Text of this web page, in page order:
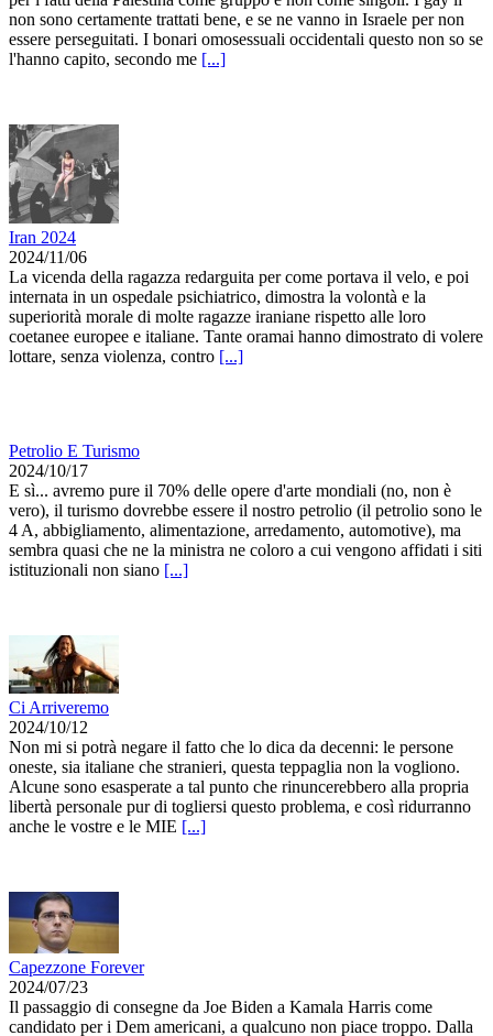
non sono certamente trattati bene, e se ne vanno in Israele per non
essere perseguitati. I bonari omosessuali occidentali questo non so se
l'hanno capito, secondo me [...]
Iran 2024
2024/11/06
La vicenda della ragazza redarguita per come portava il velo, e poi
internata in un ospedale psichiatrico, dimostra la volontà e la
superiorità morale di molte ragazze iraniane rispetto alle loro
coetanee europee e italiane. Tante oramai hanno dimostrato di volere
lottare, senza violenza, contro [...]
Petrolio E Turismo
2024/10/17
E sì... avremo pure il 70% delle opere d'arte mondiali (no, non è
vero), il turismo dovrebbe essere il nostro petrolio (il petrolio sono le
4 A, abbigliamento, alimentazione, arredamento, automotive), ma
sembra quasi che ne la ministra ne coloro a cui vengono affidati i siti
istituzionali non siano [...]
Ci Arriveremo
2024/10/12
Non mi si potrà negare il fatto che lo dica da decenni: le persone
oneste, sia italiane che stranieri, questa teppaglia non la vogliono.
Alcune sono esasperate a tal punto che rinuncerebbero alla propria
libertà personale pur di togliersi questo problema, e così ridurranno
anche le vostre e le MIE [...]
Capezzone Forever
2024/07/23
Il passaggio di consegne da Joe Biden a Kamala Harris come
candidato per i Dem americani, a qualcuno non piace troppo. Dalla